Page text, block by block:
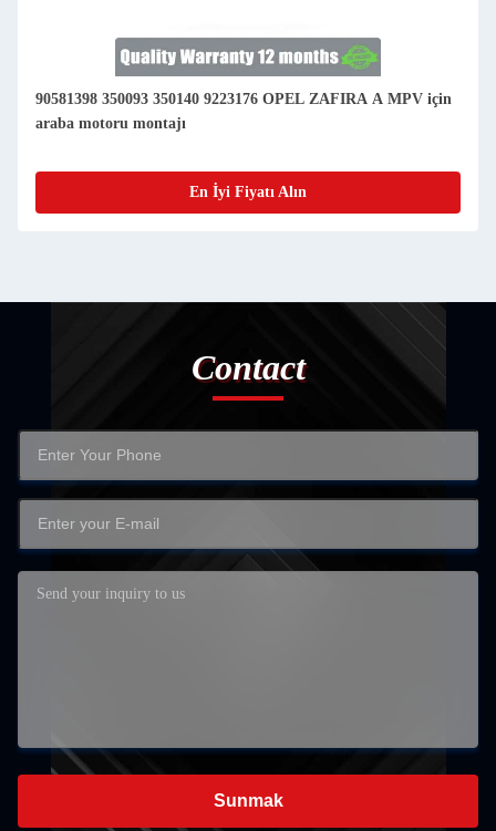
90581398 350093 350140 9223176 OPEL ZAFIRA A MPV için
araba motoru montajı
En İyi Fiyatı Alın
Contact
Sunmak